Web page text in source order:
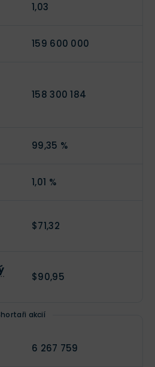
1,03
159 600 000
158 300 184
99,35 %
1,01 %
$71,32
$90,95
akcií
6 267 759